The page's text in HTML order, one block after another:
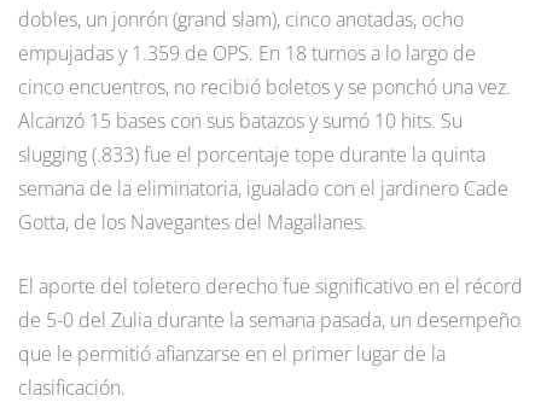
dobles, un jonrón (grand slam), cinco anotadas, ocho
empujadas y 1.359 de OPS. En 18 turnos a lo largo de
cinco encuentros, no recibió boletos y se ponchó una vez.
Alcanzó 15 bases con sus batazos y sumó 10 hits. Su
slugging (.833) fue el porcentaje tope durante la quinta
semana de la eliminatoria, igualado con el jardinero Cade
Gotta, de los Navegantes del Magallanes.
El aporte del toletero derecho fue significativo en el récord
de 5-0 del Zulia durante la semana pasada, un desempeño
que le permitió afianzarse en el primer lugar de la
clasificación.